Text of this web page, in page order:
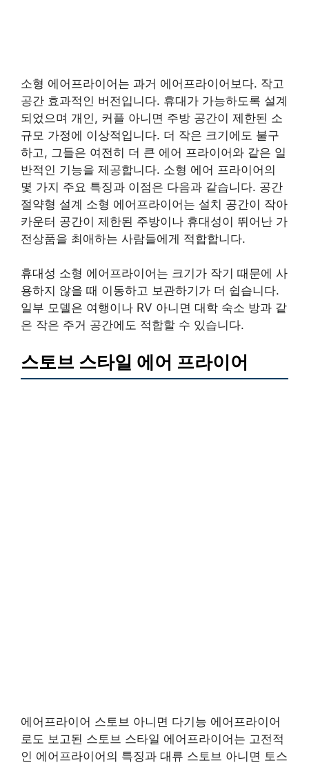
소형 에어프라이어는 과거 에어프라이어보다. 작고
공간 효과적인 버전입니다. 휴대가 가능하도록 설계
되었으며 개인, 커플 아니면 주방 공간이 제한된 소
규모 가정에 이상적입니다. 더 작은 크기에도 불구
하고, 그들은 여전히 더 큰 에어 프라이어와 같은 일
반적인 기능을 제공합니다. 소형 에어 프라이어의
몇 가지 주요 특징과 이점은 다음과 같습니다. 공간
절약형 설계 소형 에어프라이어는 설치 공간이 작아
카운터 공간이 제한된 주방이나 휴대성이 뛰어난 가
전상품을 최애하는 사람들에게 적합합니다.
휴대성 소형 에어프라이어는 크기가 작기 때문에 사
용하지 않을 때 이동하고 보관하기가 더 쉽습니다.
일부 모델은 여행이나 RV 아니면 대학 숙소 방과 같
은 작은 주거 공간에도 적합할 수 있습니다.
스토브 스타일 에어 프라이어
에어프라이어 스토브 아니면 다기능 에어프라이어
로도 보고된 스토브 스타일 에어프라이어는 고전적
인 에어프라이어의 특징과 대류 스토브 아니면 토스